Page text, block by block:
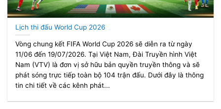
Lịch thi đấu World Cup 2026
Vòng chung kết FIFA World Cup 2026 sẽ diễn ra từ ngày
11/06 đến 19/07/2026. Tại Việt Nam, Đài Truyền hình Việt
Nam (VTV) là đơn vị sở hữu bản quyền truyền thông và sẽ
phát sóng trực tiếp toàn bộ 104 trận đấu. Dưới đây là thông
tin chi tiết về các kênh phát...